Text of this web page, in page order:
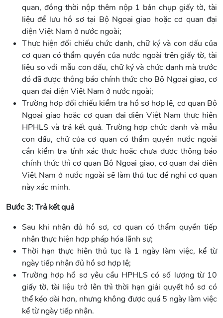
quan, đồng thời nộp thêm nộp 1 bản chụp giấy tờ, tài
liệu để lưu hồ sơ tại Bộ Ngoại giao hoặc cơ quan đại
diện Việt Nam ở nước ngoài;
Thực hiện đối chiếu chức danh, chữ ký và con dấu của
cơ quan có thẩm quyền của nước ngoài trên giấy tờ, tài
liệu so với mẫu con dấu, chữ ký và chức danh mà trước
đó đã được thông báo chính thức cho Bộ Ngoại giao, cơ
quan đại diện Việt Nam ở nước ngoài;
Trường hợp đối chiếu kiểm tra hồ sơ hợp lệ, cơ quan Bộ
Ngoại giao hoặc cơ quan đại diện Việt Nam thực hiện
HPHLS và trả kết quả. Trường hợp chức danh và mẫu
con dấu, chữ của cơ quan có thẩm quyền nước ngoài
cần kiểm tra tính xác thực hoặc chưa được thông báo
chính thức thì cơ quan Bộ Ngoại giao, cơ quan đại diện
Việt Nam ở nước ngoài sẽ làm thủ tục đề nghị cơ quan
này xác minh.
Bước 3: Trả kết quả
Sau khi nhận đủ hồ sơ, cơ quan có thẩm quyền tiếp
nhận thực hiện hợp pháp hóa lãnh sự;
Thời hạn thực hiện thủ tục là 1 ngày làm việc, kể từ
ngày tiếp nhận đủ hồ sơ hợp lệ;
Trường hợp hồ sơ yêu cầu HPHLS có số lượng từ 10
giấy tờ, tài liệu trở lên thì thời hạn giải quyết hồ sơ có
thể kéo dài hơn, nhưng không được quá 5 ngày làm việc
kể từ ngày tiếp nhận.